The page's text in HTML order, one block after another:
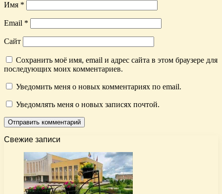
Имя *
Email *
Сайт
Сохранить моё имя, email и адрес сайта в этом браузере для
последующих моих комментариев.
Уведомить меня о новых комментариях по email.
Уведомлять меня о новых записях почтой.
Свежие записи